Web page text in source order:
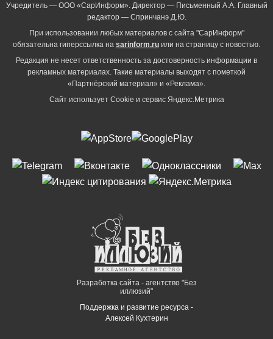
Учредитель — ООО «СарИнформ». Директор — Письменный А.А. Главный
редактор — Спринчанэ Д.Ю.
При использовании любых материалов с сайта "СарИнформ"
обязательна гиперссылка на sarinform.ru или на страницу с новостью.
Редакция не несет ответственность за достоверность информации в
рекламных материалах. Такие материалы выходят с пометкой
«Партнёрский материал» и «Реклама».
Сайт использует Cookie и сервиc Яндекс.Метрика
Разработка сайта - агентство "Без
иллюзий"
Поддержка и развитие ресурса -
Алексей Кухтерин